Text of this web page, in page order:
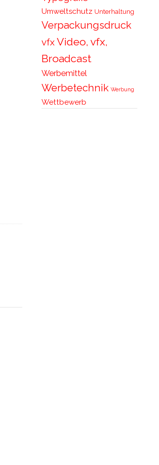
Umweltschutz Unterhaltung
Verpackungsdruck
vfxVideo, vfx,
Broadcast
Werbemittel
Werbetechnik Werbung
Wettbewerb